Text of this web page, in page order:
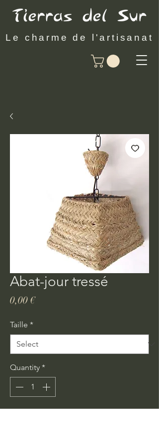
Le charme de l'artisanat
Abat-jour tressé
0,00 €Price
Taille *
Quantity *